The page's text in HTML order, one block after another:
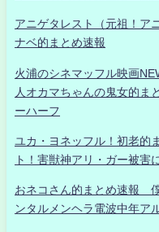
アニゲタレスト（元祖！
ナベ的まとめ速報
火浦のシネマッフル映画
人オカマちゃんの鬼女的ま
ーハーフ
ユカ・ヨネッフル！初老的
ト！害獣神アリ・ガー被害
おネコさん的まとめ速報
ンタルメンヘラ電波中年ア